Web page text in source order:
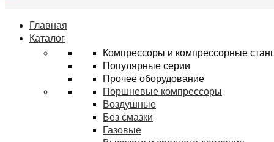
Главная
Каталог
Компрессоры и компрессорные
Популярные серии
Прочее оборудование
Поршневые компрессоры
Воздушные
Без смазки
Газовые